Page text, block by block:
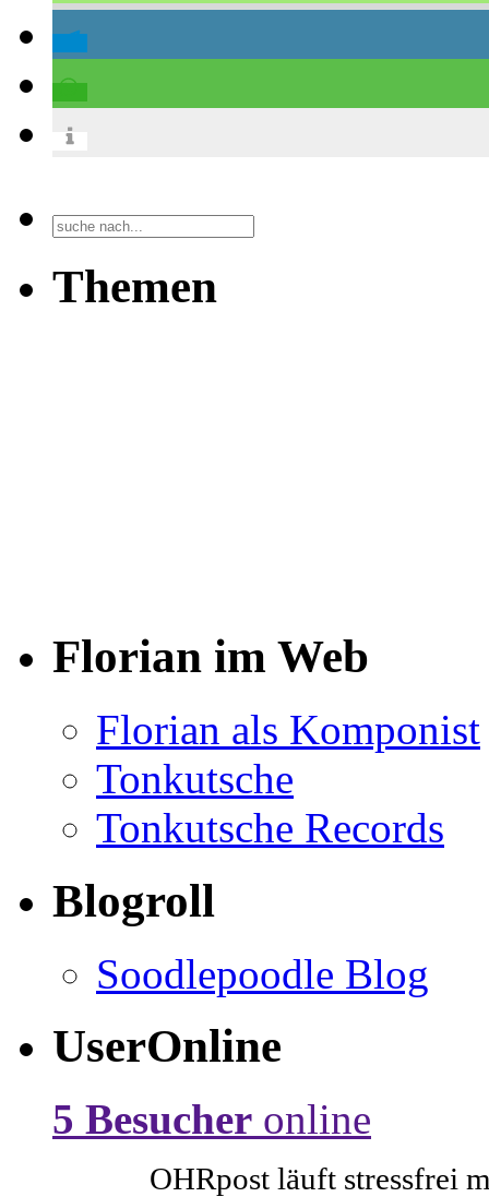
Themen
Florian im Web
Florian als Komponist
Tonkutsche
Tonkutsche Records
Blogroll
Soodlepoodle Blog
UserOnline
5 Besucher online
OHRpost läuft stressfrei